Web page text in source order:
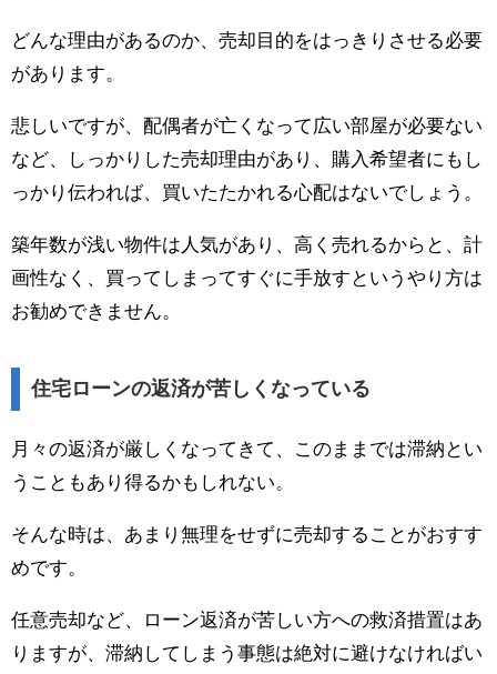
どんな理由があるのか、売却目的をはっきりさせる必要
があります。
悲しいですが、配偶者が亡くなって広い部屋が必要ない
など、しっかりした売却理由があり、購入希望者にもし
っかり伝われば、買いたたかれる心配はないでしょう。
築年数が浅い物件は人気があり、高く売れるからと、計
画性なく、買ってしまってすぐに手放すというやり方は
お勧めできません。
住宅ローンの返済が苦しくなっている
月々の返済が厳しくなってきて、このままでは滞納とい
うこともあり得るかもしれない。
そんな時は、あまり無理をせずに売却することがおすす
めです。
任意売却など、ローン返済が苦しい方への救済措置はあ
りますが、滞納してしまう事態は絶対に避けなければい